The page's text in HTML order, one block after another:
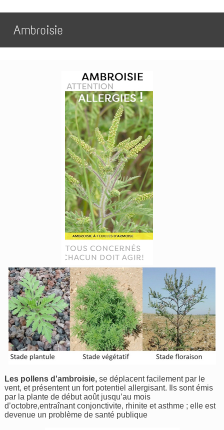
Ambroisie
Les pollens d'ambroisie, se déplacent facilement par le
vent, et présentent un fort potentiel allergisant. Ils sont émis
par la plante de début août jusqu’au mois
d’octobre,entraînant conjonctivite, rhinite et asthme ; elle est
devenue un problème de santé publique